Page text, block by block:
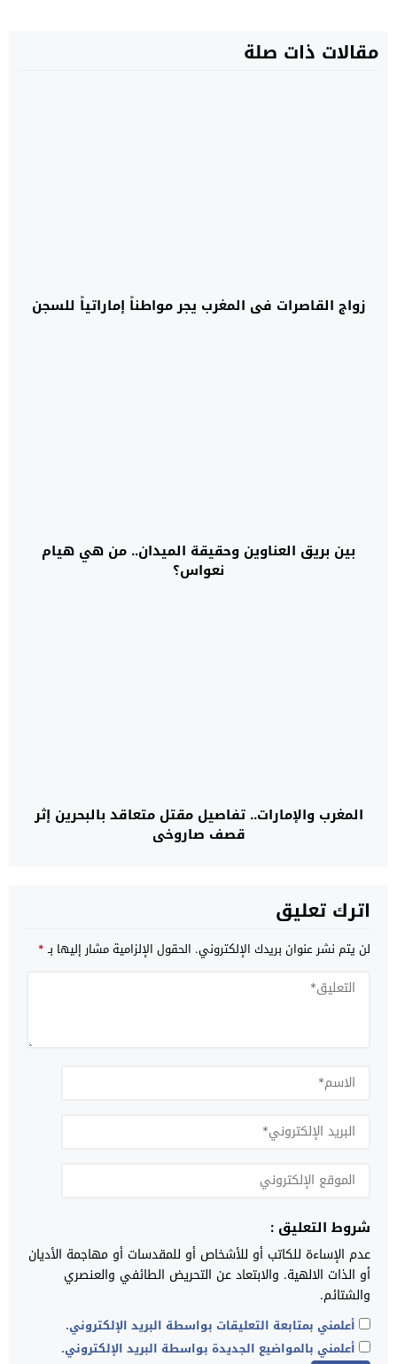
مقالات ذات صلة
زواج القاصرات في المغرب يجر مواطناً إماراتياً للسجن
بين بريق العناوين وحقيقة الميدان.. من هي هيام
نعواس؟
المغرب والإمارات.. تفاصيل مقتل متعاقد بالبحرين إثر
قصف صاروخي
اترك تعليق
لن يتم نشر عنوان بريدك الإلكتروني. الحقول الإلزامية مشار إليها بـ*
شروط التعليق :
عدم الإساءة للكاتب أو للأشخاص أو للمقدسات أو مهاجمة الأديان
أو الذات الالهية. والابتعاد عن التحريض الطائفي والعنصري
والشتائم.
أعلمني بمتابعة التعليقات بواسطة البريد الإلكتروني.
أعلمني بالمواضيع الجديدة بواسطة البريد الإلكتروني.